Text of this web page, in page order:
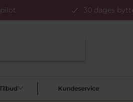
30 dages
Kundeservice